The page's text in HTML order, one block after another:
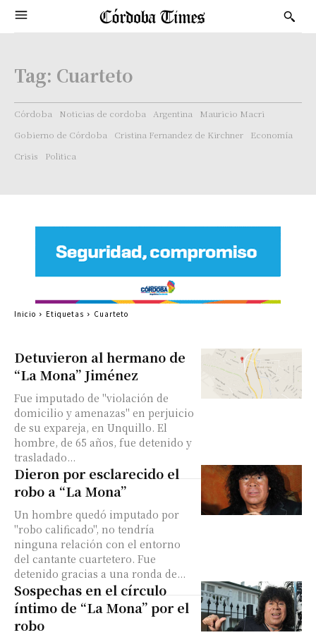
Tag: Cuarteto
Córdoba Noticias de cordoba Argentina
Mauricio Macri
Gobierno de Córdoba
Cristina Fernandez de Kirchner
Economía
Crisis
Politica
Detuvieron al hermano de
“La Mona” Jiménez
Fue imputado de "violación de
domicilio y amenazas" en perjuicio
de su expareja, en Unquillo. El
hombre, de 65 años, fue detenido y
trasladado...
Dieron por esclarecido el
robo a “La Mona”
Un hombre quedó imputado por
"robo calificado", no tendría
ninguna relación con el entorno
del cantante cuartetero. Fue
detenido gracias a una ronda de...
Sospechas en el círculo
íntimo de “La Mona” por el
robo
Inicio Etiquetas Cuarteto